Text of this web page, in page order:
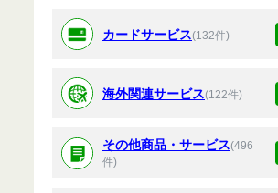
カードサービス(132件)
海外関連サービス(122件)
その他商品・サービス(496
件)